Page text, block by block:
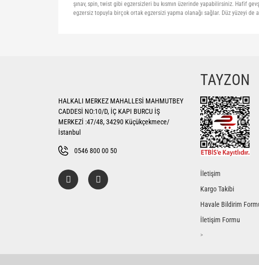
şınav, spin, twist gibi egzersizleri bu kısmın üzerinde yapabilirsiniz. Hafif
egzersiz topuyla birçok ortak egzersizi yapma olanağı sağlar. Düz yüzeyi de
Ürün resmi kalitesiz, bozuk veya görüntülenemiyor.
Ürün bilgilerinde hatalar bulunuyor.
Ürün fiyatı diğer sitelerden daha pahalı.
HALKALI MERKEZ MAHALLESİ MAHMUTBEY
CADDESİ NO:10/D, İÇ KAPI BURCU İŞ
MERKEZİ :47/48, 34290 Küçükçekmece/
İstanbul
0546 800 00 50
TAYZON
İletişim
Kargo Takibi
Havale Bildirim
İletişim Formu
>